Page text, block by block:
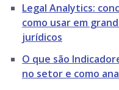
Legal Analytics:
como usar em
jurídicos
O que são
no setor e como